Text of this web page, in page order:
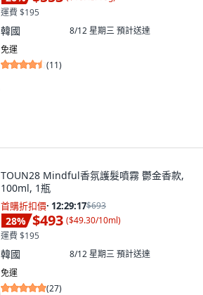
運費 $195
韓國 8/12 星期三預計送達
免運
(11)
TOUN28 Mindful香氛護髮噴霧 鬱金香款,
100ml, 1瓶
首購折扣價· 12:29:15$693
28% $493 ($49.30/10ml)
運費 $195
韓國 8/12 星期三預計送達
免運
(27)